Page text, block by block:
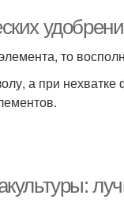
то
а при